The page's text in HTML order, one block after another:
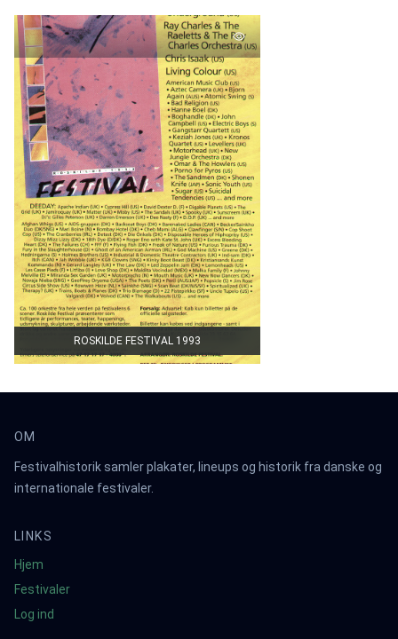
ROSKILDE FESTIVAL 1993
OM
Festivalhistorik samler plakater, lineups og historik fra danske og
internationale festivaler.
LINKS
Hjem
Festivaler
Log ind